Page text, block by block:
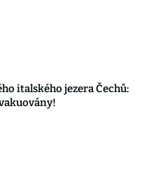
italského jezera Čechů: